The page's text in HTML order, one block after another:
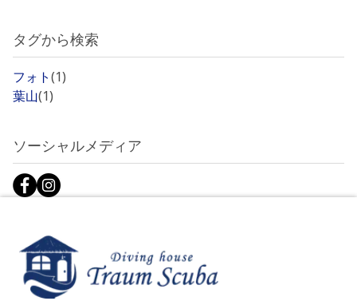
タグから検索
フォト(1)
葉山(1)
ソーシャルメディア